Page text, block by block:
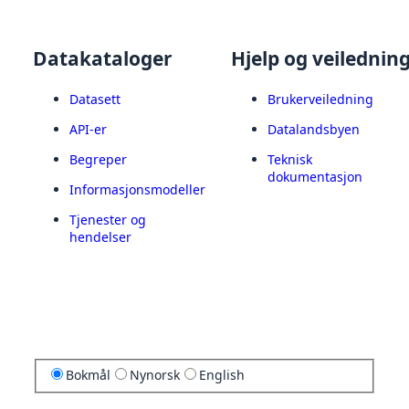
Datakataloger
Datasett
API-er
Begreper
Informasjonsmodeller
Tjenester og
hendelser
Hjelp og
Brukerveiledning
Datalandsbyen
Teknisk
dokumentasjon
Bokmål Nynorsk English